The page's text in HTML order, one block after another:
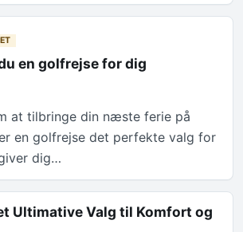
en golfrejse for dig
at tilbringe din næste ferie på
en golfrejse det perfekte valg for
dig…
Ultimative Valg til Komfort og